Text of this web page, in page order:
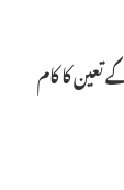
تعین کا کام